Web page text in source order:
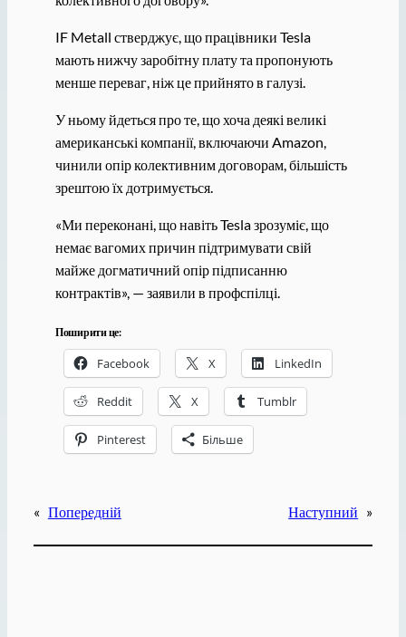
IF Metall стверджує, що працівники Tesla
мають нижчу заробітну плату та пропонують
менше переваг, ніж це прийнято в галузі.
У ньому йдеться про те, що хоча деякі великі
американські компанії, включаючи Amazon,
чинили опір колективним договорам, більшість
зрештою їх дотримується.
«Ми переконані, що навіть Tesla зрозуміє, що
немає вагомих причин підтримувати свій
майже догматичний опір підписанню
контрактів», — заявили в профспілці.
Поширити це:
Facebook X LinkedIn
Reddit X Tumblr
Pinterest Більше
« Попередній Наступний »